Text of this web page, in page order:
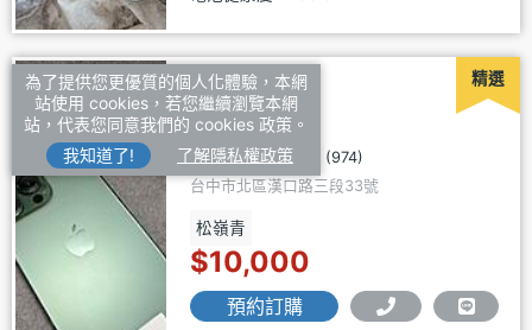
精選
敬騰通訊
4.9
(974)
台中市北區漢口路三段33號
松嶺青
$10,000
預約訂購
為了提供您更優質的個人化體驗，本網
站使用 cookies，若您繼續瀏覽本網
站，代表您同意我們的 cookies 政策。
我知道了!
了解隱私權政策